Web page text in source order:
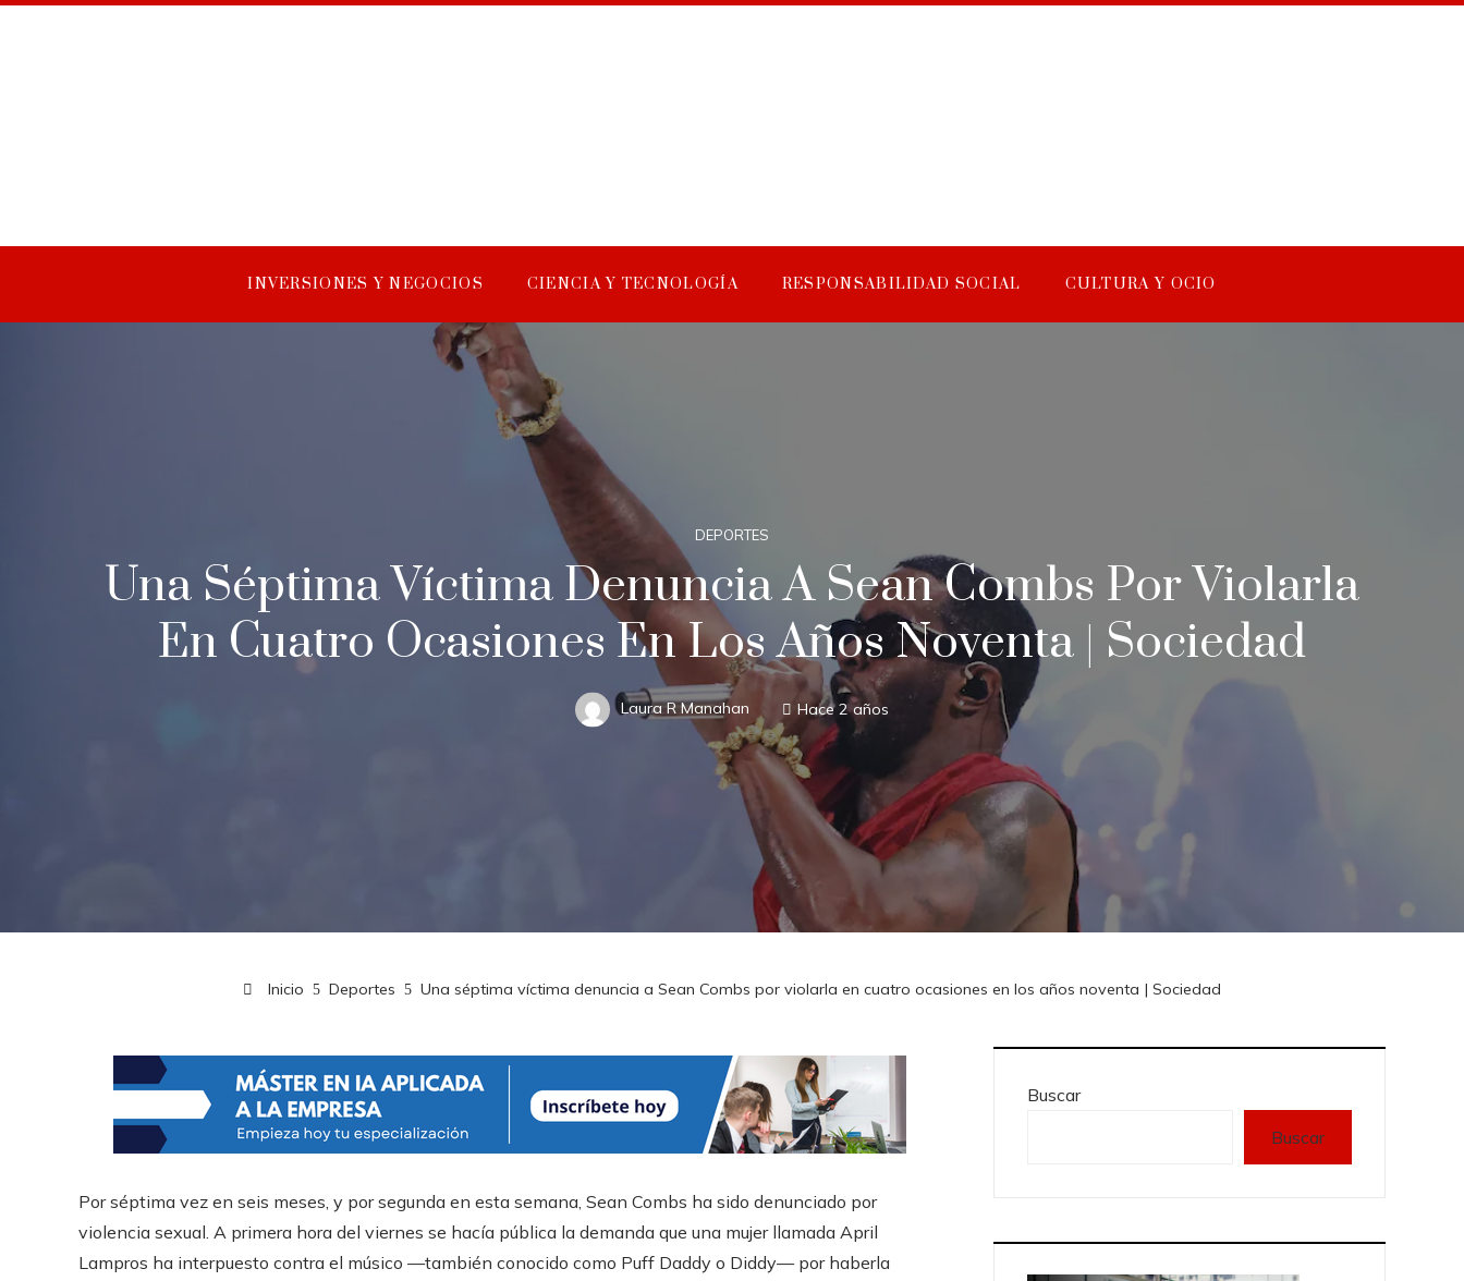
INVERSIONES Y NEGOCIOS CIENCIA Y TECNOLOGÍA RESPONSABILIDAD SOCIAL CULTURA Y OCIO
DEPORTES
Una Séptima Víctima Denuncia A Sean Combs Por Violarla
En Cuatro Ocasiones En Los Años Noventa | Sociedad
Laura R Manahan Hace 2 años
Inicio Deportes Una séptima víctima denuncia a Sean Combs por violarla en cuatro ocasiones en los años noventa | Sociedad
Por séptima vez en seis meses, y por segunda en esta semana, Sean Combs ha sido denunciado por
violencia sexual. A primera hora del viernes se hacía pública la demanda que una mujer llamada April
Lampros ha interpuesto contra el músico —también conocido como Puff Daddy o Diddy— por haberla
Buscar
Buscar